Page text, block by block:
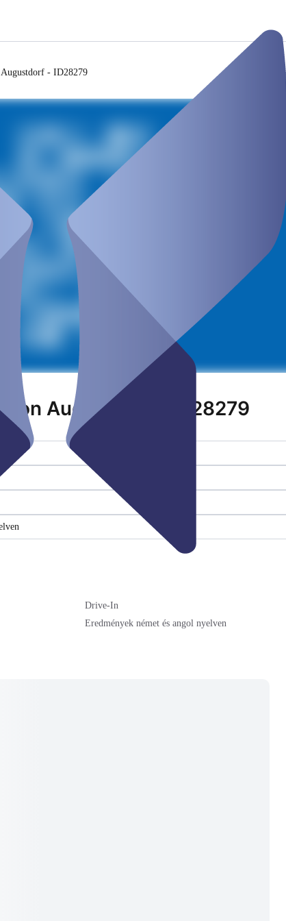
- ID28279
Augustdorf - ID28279
Drive-In
Eredmények német és angol nyelven